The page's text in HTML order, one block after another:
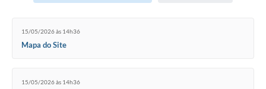
15/05/2026 às 14h36
Mapa do Site
15/05/2026 às 14h36